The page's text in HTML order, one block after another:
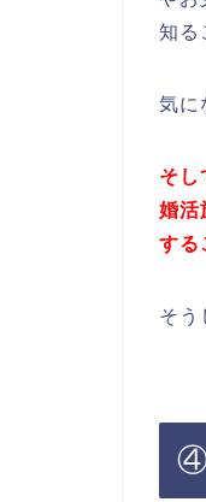
知る
気に
そし
婚活
する
そう
④